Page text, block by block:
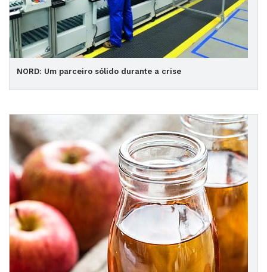
NORD: Um parceiro sólido durante a crise